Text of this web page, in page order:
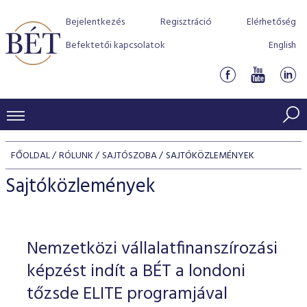
Bejelentkezés Regisztráció
Elérhetőség
Befektetői kapcsolatok
English
KERESKEDÉSI ADATOK
INDEXEK
Jelzáloglevél indexek
Vállalati kötvény indexek
Azonnali Piac
Részvények
Származékos piac
BEFEKTETŐK
Részvény szekció
Hitelpapír szekció
BÉT szabályzatok
Befektetővédelem
Alkalmazott díjstruktúra
Elszámolás
Részvény és vállalati kötvény tőzsdei bevezetését
program
BÉT Xtend - Részvénypiac egyszerűen
TŐZSDETAGOK
Tőzsdetagok, üzletkötők
VENDOROK
FŐOLDAL RÓLUNK SAJTÓSZOBA SAJTÓKÖZLEMÉNYEK
Sajtóközlemények
Nemzetközi vállalatfinanszírozási
képzést indít a BÉT a londoni
tőzsde ELITE programjával